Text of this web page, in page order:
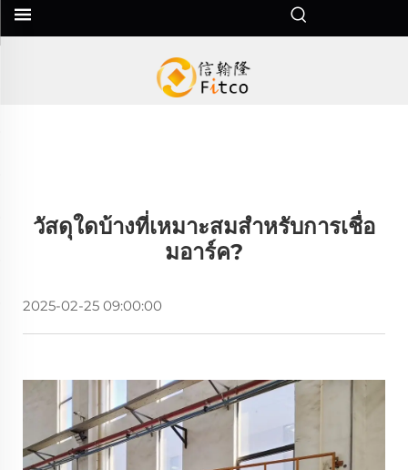
วัสดุใดบ้างที่เหมาะสมสำหรับการเชื่อ
มอาร์ค?
2025-02-25 09:00:00